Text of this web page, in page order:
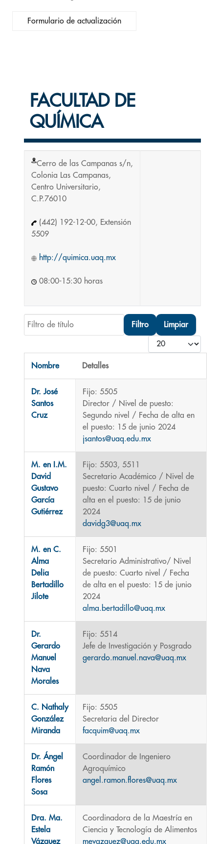
Formulario de actualización
FACULTAD DE
QUÍMICA
Cerro de las Campanas s/n,
Colonia Las Campanas,
Centro Universitario,
C.P.76010
(442) 192-12-00, Extensión
5509
http://quimica.uaq.mx
08:00-15:30 horas
Filtro de título
Filtro Limpiar
Cantidad
Nombre Detalles
Dr. José
Santos
Cruz
Fijo: 5505
Director / Nivel de puesto:
Segundo nivel / Fecha de alta en
el puesto: 15 de junio 2024
jsantos@uaq.edu.mx
M. en I.M.
David
Gustavo
García
Gutiérrez
Fijo: 5503, 5511
Secretario Académico / Nivel de
puesto: Cuarto nivel / Fecha de
alta en el puesto: 15 de junio
2024
davidg3@uaq.mx
M. en C.
Alma
Delia
Bertadillo
Jilote
Fijo: 5501
Secretario Administrativo/ Nivel
de puesto: Cuarto nivel / Fecha
de alta en el puesto: 15 de junio
2024
alma.bertadillo@uaq.mx
Dr.
Gerardo
Manuel
Nava
Morales
Fijo: 5514
Jefe de Investigación y Posgrado
gerardo.manuel.nava@uaq.mx
C. Nathaly
González
Miranda
Fijo: 5505
Secretaria del Director
facquim@uaq.mx
Dr. Ángel
Ramón
Flores
Sosa
Coordinador de Ingeniero
Agroquímico
angel.ramon.flores@uaq.mx
Dra. Ma.
Estela
Vázquez
Coordinadora de la Maestría en
Ciencia y Tecnología de Alimentos
mevazquez@uaq.edu.mx